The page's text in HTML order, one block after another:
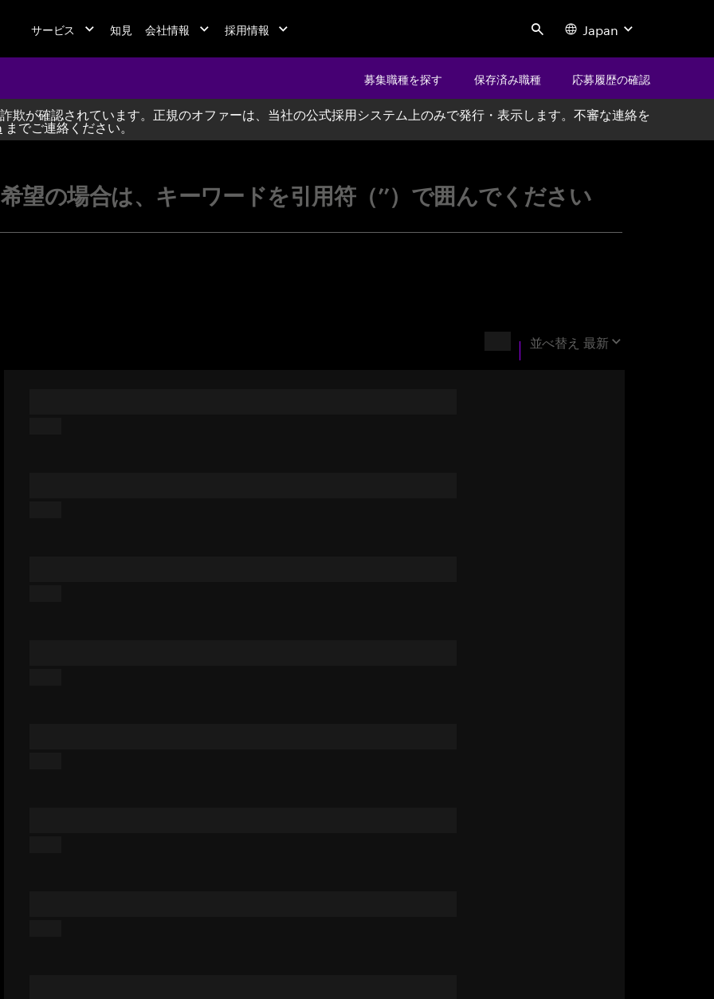
サービス 知見 会社情報 採用情報 Search Japan
募集職種を探す 保存済み職種 応募履歴の確認
欺が確認されています。正規のオファーは、当社の公式採用システム上のみで発行・表示します。不審な連絡を
までご連絡ください。 at Accenture
望の場合は、キーワードを引用符（’’）で囲んでください
並べ替え最新